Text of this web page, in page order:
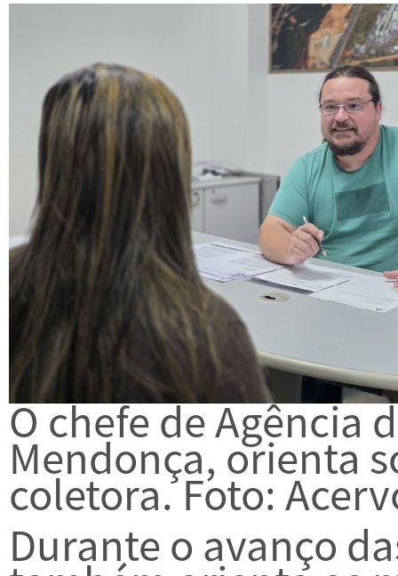
O chefe de Agência
Mendonça, orienta
coletora. Foto:
Durante o avanço